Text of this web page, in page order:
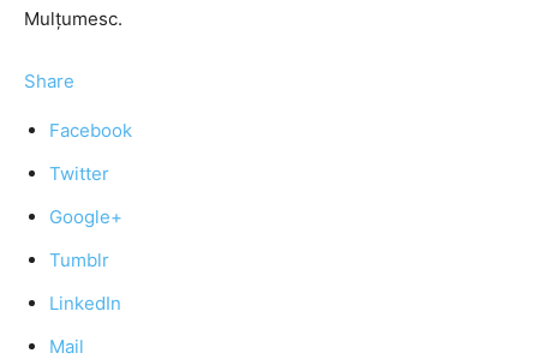
Mulţumesc.
Share
Facebook
Twitter
Google+
Tumblr
LinkedIn
Mail